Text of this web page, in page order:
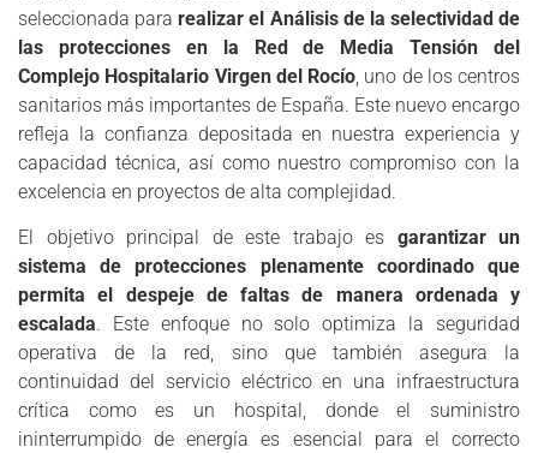
seleccionada pararealizar el Análisis de la selectividad de
las protecciones en la Red de Media Tensión del
Complejo Hospitalario Virgen del Rocío , uno de los centros
sanitarios más importantes de España. Este nuevo encargo
refleja la confianza depositada en nuestra experiencia y
capacidad técnica, así como nuestro compromiso con la
excelencia en proyectos de alta complejidad.
El objetivo principal de este trabajo es garantizar un
sistema de protecciones plenamente coordinado que
permita el despeje de faltas de manera ordenada y
escalada. Este enfoque no solo optimiza la seguridad
operativa de la red, sino que también asegura la
continuidad del servicio eléctrico en una infraestructura
crítica como es un hospital, donde el suministro
ininterrumpido de energía es esencial para el correcto